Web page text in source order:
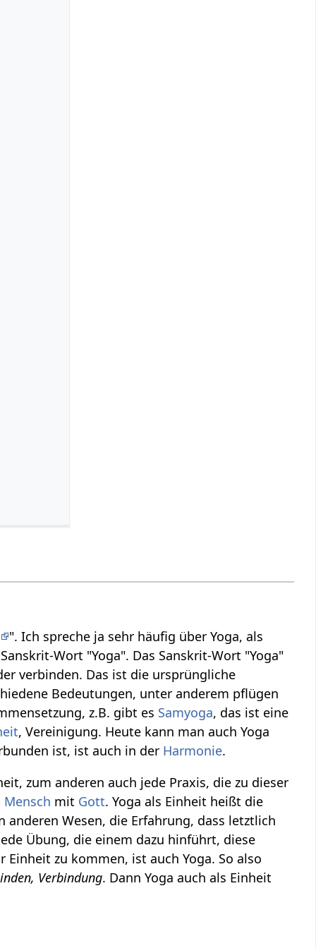
". Ich spreche ja sehr häufig über Yoga, als
Wort "Yoga". Das Sanskrit-Wort "Yoga"
verbinden. Das ist die ursprüngliche
Bedeutungen, unter anderem pflügen
z.B. gibt es Samyoga, das ist eine
, Vereinigung. Heute kann man auch Yoga
ist, ist auch in der Harmonie.
zum anderen auch jede Praxis, die zu dieser
Mensch mit Gott. Yoga als Einheit heißt die
Wesen, die Erfahrung, dass letztlich
Übung, die einem dazu hinführt, diese
zu kommen, ist auch Yoga. So also
Verbindung. Dann Yoga auch als Einheit